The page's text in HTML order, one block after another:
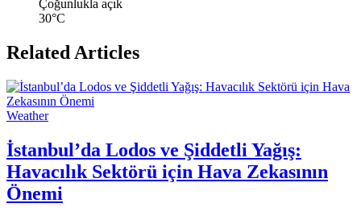
Çoğunlukla açık
30°C
Related Articles
Weather
İstanbul’da Lodos ve Şiddetli Yağış:
Havacılık Sektörü için Hava Zekasının
Önemi